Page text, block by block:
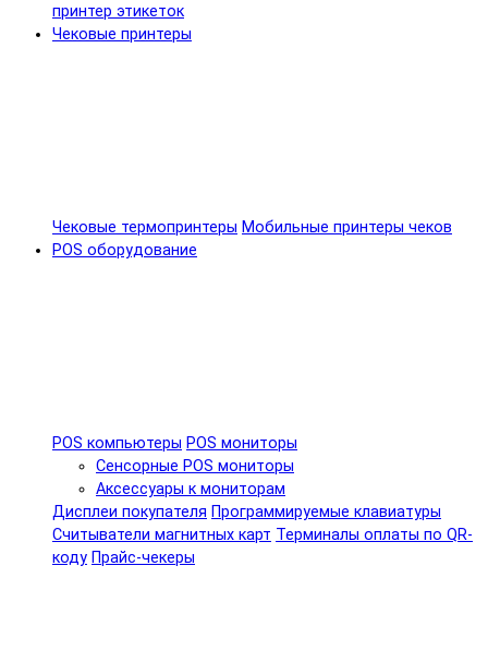
принтер этикеток
Чековые принтеры
Чековые термопринтеры Мобильные принтеры чеков
POS оборудование
POS компьютеры POS мониторы
Сенсорные POS мониторы
Аксессуары к мониторам
Дисплеи покупателя Программируемые клавиатуры
Считыватели магнитных карт Терминалы оплаты по QR-
коду Прайс-чекеры